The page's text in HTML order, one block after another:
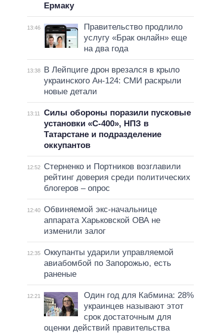
Ермаку
13:46
Правительство продлило
услугу «Брак онлайн» еще
на два года
13:38
В Лейпциге дрон врезался в крыло
украинского Ан-124: СМИ раскрыли
новые детали
13:11
Силы обороны поразили пусковые
установки «С-400», НПЗ в
Татарстане и подразделение
оккупантов
12:52
Стерненко и Портников возглавили
рейтинг доверия среди политических
блогеров – опрос
12:40 Обвиняемой экс-начальнице
аппарата Харьковской ОВА не
изменили залог
12:35 Оккупанты ударили управляемой
авиабомбой по Запорожью, есть
раненые
12:21
Один год для Кабмина: 28%
украинцев называют этот
срок достаточным для
оценки действий правительства